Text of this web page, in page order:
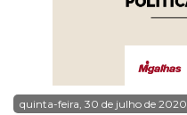
quinta-feira, 30 de julho de 2020